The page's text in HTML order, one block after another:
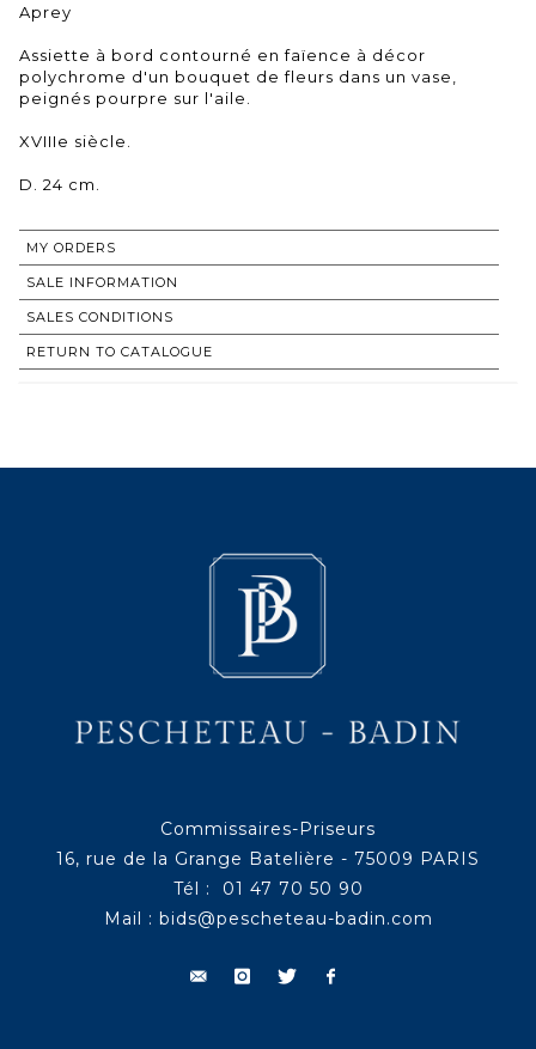
Aprey
Assiette à bord contourné en faïence à décor
polychrome d'un bouquet de fleurs dans un vase,
peignés pourpre sur l'aile.
XVIIIe siècle.
D. 24 cm.
MY ORDERS
SALE INFORMATION
SALES CONDITIONS
RETURN TO CATALOGUE
Commissaires-Priseurs
16, rue de la Grange Batelière - 75009 PARIS
Tél : 01 47 70 50 90
Mail : bids@pescheteau-badin.com